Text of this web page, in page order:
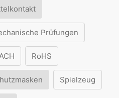
Prüfungen
RoHS
Spielzeug